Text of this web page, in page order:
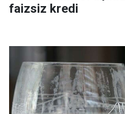
faizsiz kredi